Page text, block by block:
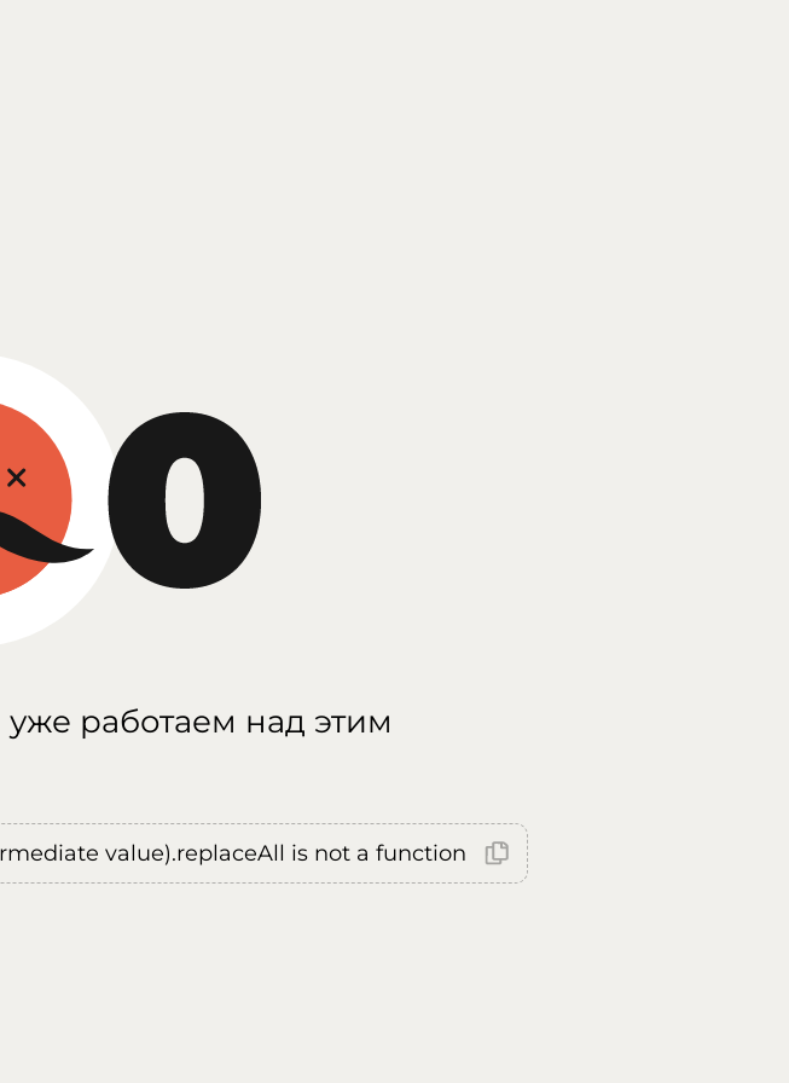
работаем над этим
value).replaceAll is not a function